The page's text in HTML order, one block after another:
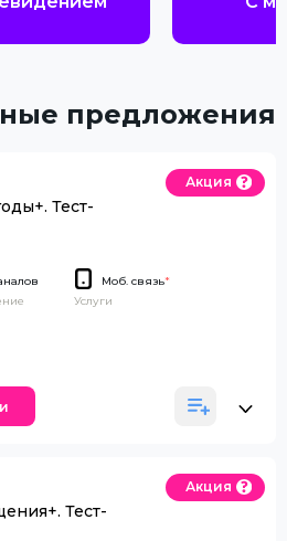
предложения
Тест-
Акция
Моб. связь*
Услуги
Тест-
Акция